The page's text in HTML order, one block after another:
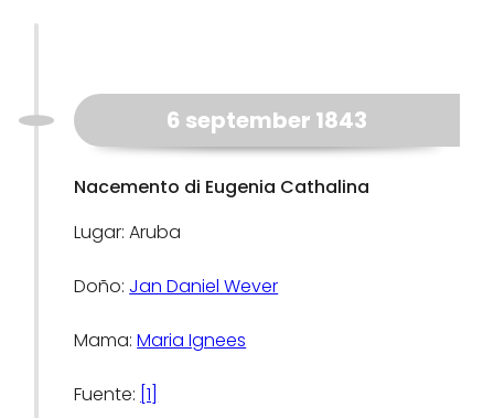
6 september 1843
Nacemento di Eugenia Cathalina
Lugar: Aruba
Doño: Jan Daniel Wever
Mama:Maria Ignees
Fuente: [1]